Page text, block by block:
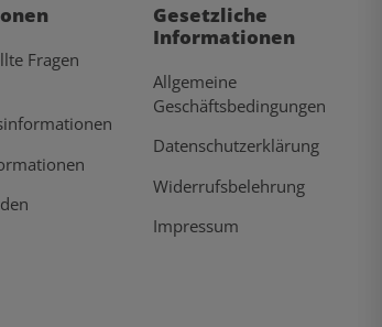
Fragen
Gesetzliche
Informationen
Allgemeine
Geschäftsbedingungen
Datenschutzerklärung
Widerrufsbelehrung
Impressum